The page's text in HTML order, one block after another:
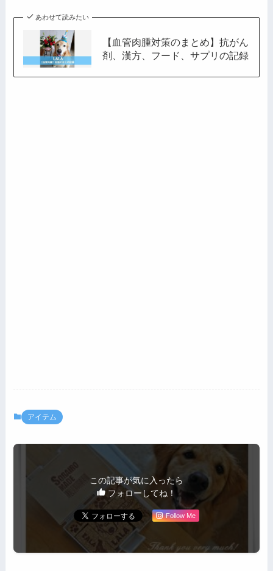
あわせて読みたい
【血管肉腫対策のまとめ】抗がん
剤、漢方、フード、サプリの記録
アイテム
この記事が気に入ったら
フォローしてね！
Follow Me